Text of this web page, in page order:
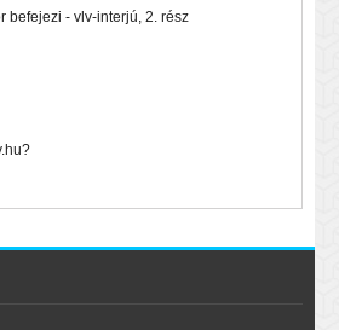
befejezi - vlv-interjú, 2. rész